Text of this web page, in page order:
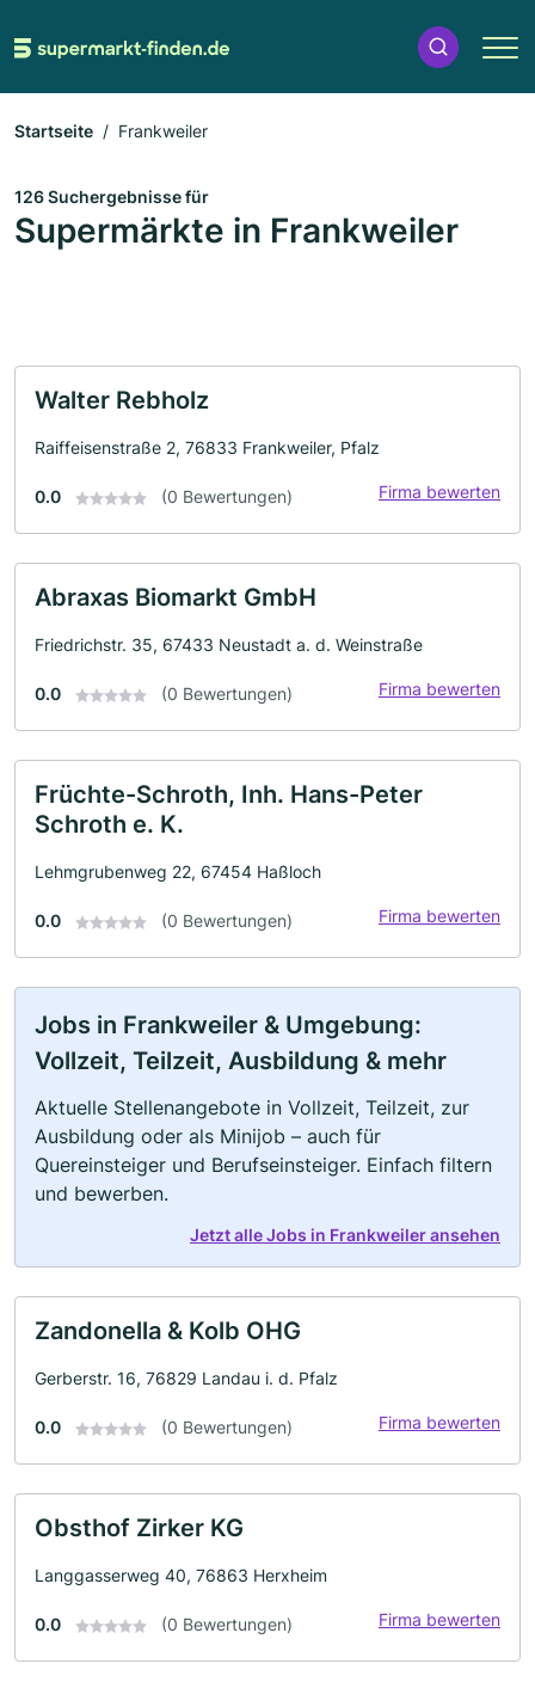
Startseite Frankweiler
126 Suchergebnisse für
Supermärkte in Frankweiler
Walter Rebholz
Raiffeisenstraße 2, 76833 Frankweiler, Pfalz
0.0 (0 Bewertungen) Firma bewerten
Abraxas Biomarkt GmbH
Friedrichstr. 35, 67433 Neustadt a. d. Weinstraße
0.0 (0 Bewertungen) Firma bewerten
Früchte-Schroth, Inh. Hans-Peter
Schroth e. K.
Lehmgrubenweg 22, 67454 Haßloch
0.0 (0 Bewertungen) Firma bewerten
Jobs in Frankweiler & Umgebung:
Vollzeit, Teilzeit, Ausbildung & mehr
Aktuelle Stellenangebote in Vollzeit, Teilzeit, zur
Ausbildung oder als Minijob – auch für
Quereinsteiger und Berufseinsteiger. Einfach filtern
und bewerben.
Jetzt alle Jobs in Frankweiler ansehen
Zandonella & Kolb OHG
Gerberstr. 16, 76829 Landau i. d. Pfalz
0.0 (0 Bewertungen) Firma bewerten
Obsthof Zirker KG
Langgasserweg 40, 76863 Herxheim
0.0 (0 Bewertungen) Firma bewerten